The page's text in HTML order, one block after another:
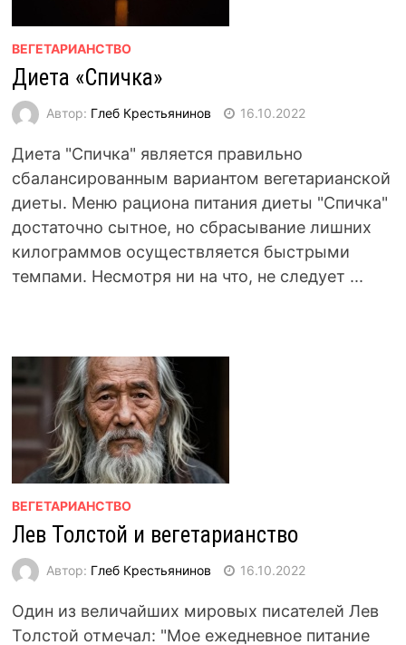
ВЕГЕТАРИАНСТВО
Диета «Спичка»
Автор: Глеб Крестьянинов 16.10.2022
Диета "Спичка" является правильно
сбалансированным вариантом вегетарианской
диеты. Меню рациона питания диеты "Спичка"
достаточно сытное, но сбрасывание лишних
килограммов осуществляется быстрыми
темпами. Несмотря ни на что, не следует ...
ВЕГЕТАРИАНСТВО
Лев Толстой и вегетарианство
Автор: Глеб Крестьянинов 16.10.2022
Один из величайших мировых писателей Лев
Толстой отмечал: "Мое ежедневное питание